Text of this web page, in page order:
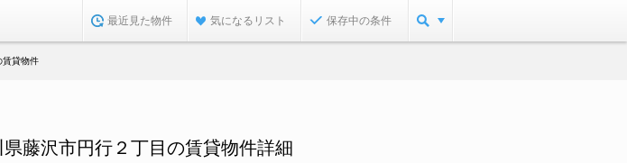
最近見た物件 気になるリスト 保存中の条件
賃貸物件
藤沢市円行２丁目の賃貸物件詳細